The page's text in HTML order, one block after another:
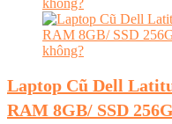
Laptop Cũ Dell
RAM 8GB/ SSD